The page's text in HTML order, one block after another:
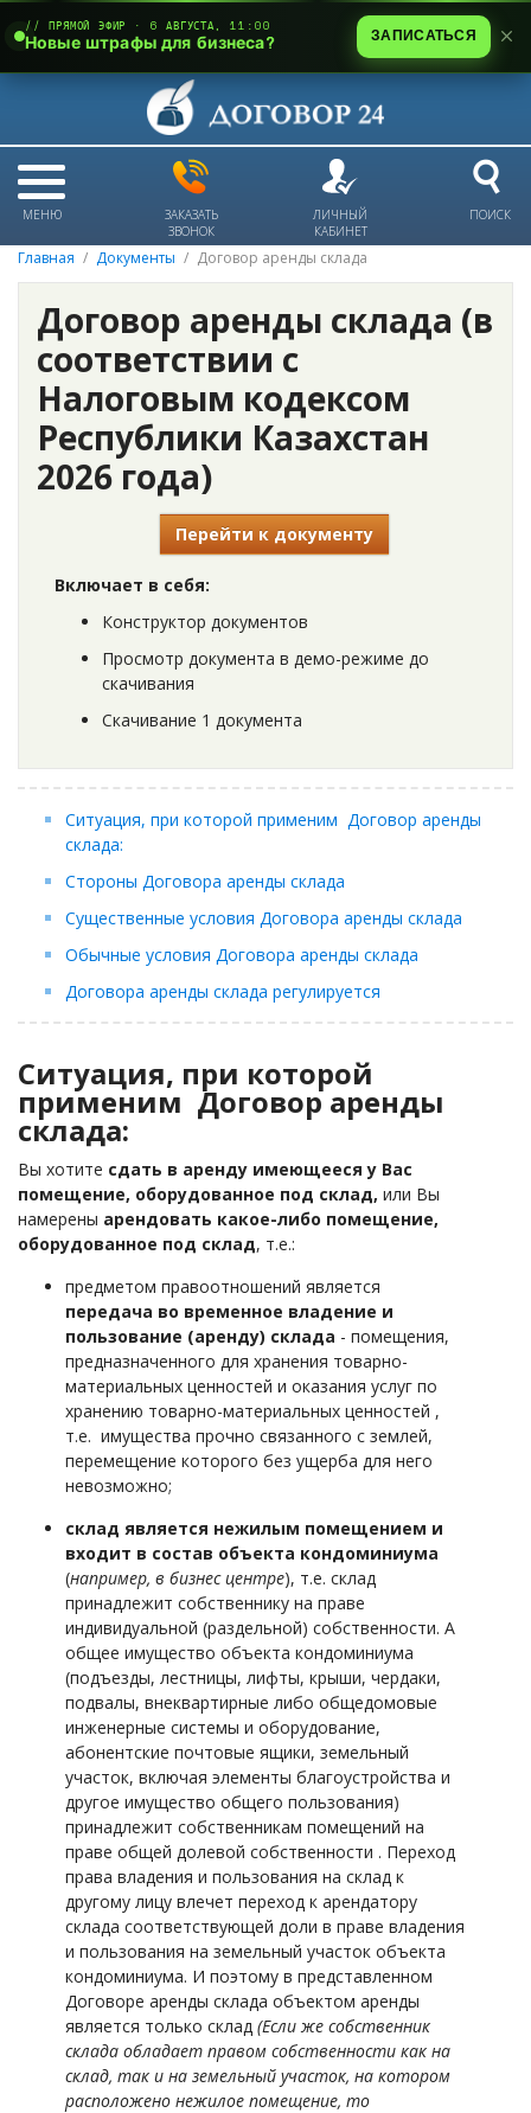
МЕНЮ
ЗАКАЗАТЬ
ЗВОНОК
ЛИЧНЫЙ
КАБИНЕТ
ПОИСК
Главная Документы Договор аренды склада
Договор аренды склада (в
соответствии с
Налоговым кодексом
Республики Казахстан
2026 года)
Перейти к документу
Включает в себя:
Конструктор документов
Просмотр документа в демо-режиме до
скачивания
Скачивание 1 документа
Ситуация, при которой применим Договор аренды
склада:
Стороны Договора аренды склада
Существенные условия Договора аренды склада
Обычные условия Договора аренды склада
Договора аренды склада регулируется
Ситуация, при которой
применим Договор аренды
склада:
Вы хотите сдать в аренду имеющееся у Вас
помещение, оборудованное под склад, или Вы
намерены арендовать какое-либо помещение,
оборудованное под склад, т.е.:
предметом правоотношений является
передача во временное владение и
пользование (аренду) склада - помещения,
предназначенного для хранения товарно-
материальных ценностей и оказания услуг по
хранению товарно-материальных ценностей ,
т.е. имущества прочно связанного с землей,
перемещение которого без ущерба для него
невозможно;
склад является нежилым помещением и
входит в состав объекта кондоминиума
(например, в бизнес центре), т.е. склад
принадлежит собственнику на праве
индивидуальной (раздельной) собственности. А
общее имущество объекта кондоминиума
(подъезды, лестницы, лифты, крыши, чердаки,
подвалы, внеквартирные либо общедомовые
инженерные системы и оборудование,
абонентские почтовые ящики, земельный
участок, включая элементы благоустройства и
другое имущество общего пользования)
принадлежит собственникам помещений на
праве общей долевой собственности . Переход
права владения и пользования на склад к
другому лицу влечет переход к арендатору
склада соответствующей доли в праве владения
и пользования на земельный участок объекта
кондоминиума. И поэтому в представленном
Договоре аренды склада объектом аренды
является только склад (Если же собственник
склада обладает правом собственности как на
склад, так и на земельный участок, на котором
расположено нежилое помещение, то
// ПРЯМОЙ ЭФИР · 6 АВГУСТА, 11:00
Новые штрафы для бизнеса? ЗАПИСАТЬСЯ